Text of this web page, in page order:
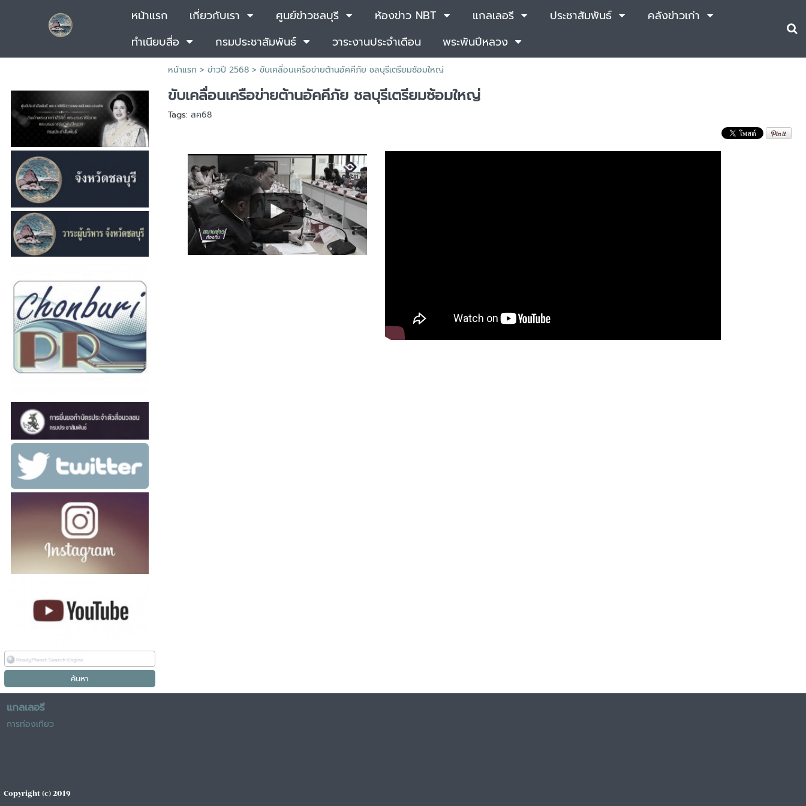
หน้าแรก เกี่ยวกับเรา ศูนย์ข่าวชลบุรี ห้องข่าว NBT แกลเลอรี ประชาสัมพันธ์
คลังข่าวเก่า
ทำเนียบสื่อ
กรมประชาสัมพันธ์ วาระงานประจำเดือน พระพันปีหลวง
หน้าแรก > ข่าวปี 2568> ขับเคลื่อนเครือข่ายต้านอัคคีภัย ชลบุรีเตรียมซ้อมใหญ่
ขับเคลื่อนเครือข่ายต้านอัคคีภัย ชลบุรีเตรียมซ้อมใหญ่
Tags:สค68
แกลเลอรี
การท่องเทียว
Copyright (c) 2019